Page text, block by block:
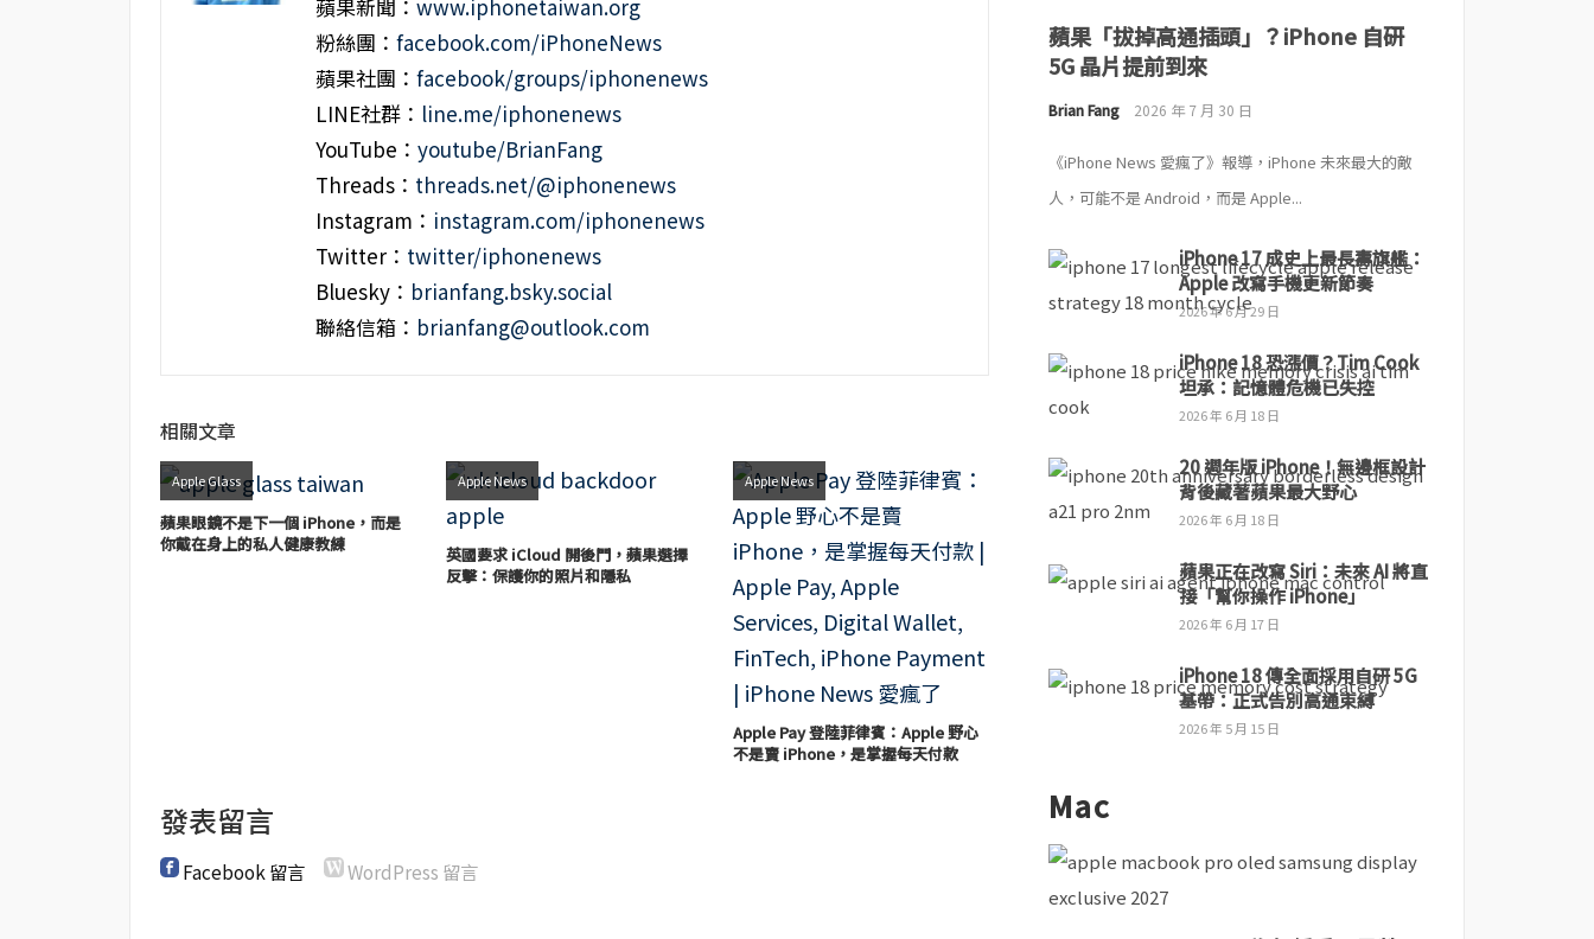
蘋果新聞： www.iphonetaiwan.org
粉絲團： facebook.com/iPhoneNews
蘋果社團： facebook/groups/iphonenews
LINE社群： line.me/iphonenews
YouTube： youtube/BrianFang
Threads： threads.net/@iphonenews
Instagram： instagram.com/iphonenews
Twitter： twitter/iphonenews
Bluesky： brianfang.bsky.social
聯絡信箱： brianfang@outlook.com
相關文章
Apple Glass
蘋果眼鏡不是下一個 iPhone，而是
你戴在身上的私人健康教練
Apple News
英國要求 iCloud 開後門，蘋果選擇
反擊：保護你的照片和隱私
Apple News
Apple Pay 登陸菲律賓：Apple 野心
不是賣 iPhone，是掌握每天付款
發表留言
Facebook 留言 WordPress 留言
蘋果「拔掉高通插頭」？iPhone 自研
5G 晶片提前到來
Brian Fang 2026 年 7 月 30 日
《iPhone News 愛瘋了》報導，iPhone 未來最大的敵
人，可能不是 Android，而是 Apple...
iPhone 17 成史上最長壽旗艦：
Apple 改寫手機更新節奏
2026 年 6 月 29 日
iPhone 18 恐漲價？Tim Cook
坦承：記憶體危機已失控
2026 年 6 月 18 日
20 週年版 iPhone！無邊框設計
背後藏著蘋果最大野心
2026 年 6 月 18 日
蘋果正在改寫 Siri：未來 AI 將直
接「幫你操作 iPhone」
2026 年 6 月 17 日
iPhone 18 傳全面採用自研 5G
基帶：正式告別高通束縛
2026 年 5 月 15 日
Mac